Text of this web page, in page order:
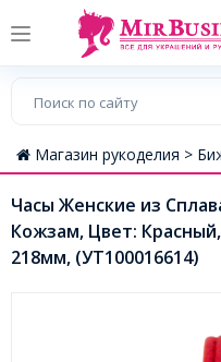
Магазин рукоделия >
Часы Женские из
Кожзам, Цвет:
218мм, (УТ100016614)